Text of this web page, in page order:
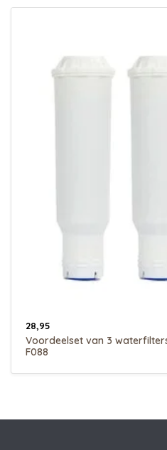
28,95
Voordeelset van 3
F088